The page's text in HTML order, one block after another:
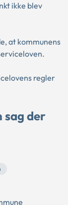
ikke blev
at kommunens
regler
sag der